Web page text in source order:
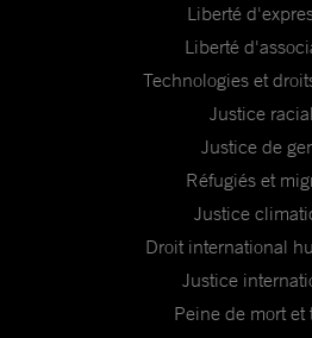
Liberté
Liberté
Technologies et
Justice
Justice de
Réfugiés et
Justice
Droit international
Justice
Peine de mort et